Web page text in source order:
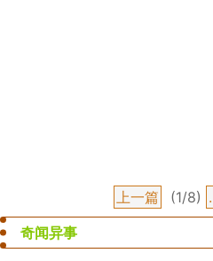
上一篇 (1/8)
奇闻异事